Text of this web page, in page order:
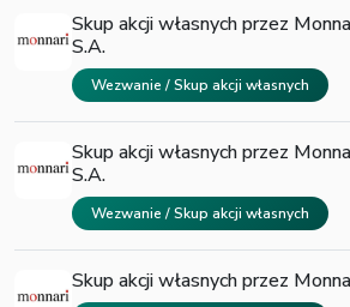
Skup akcji własnych przez
S.A.
Wezwanie / Skup akcji własnych
Skup akcji własnych przez
S.A.
Wezwanie / Skup akcji własnych
Skup akcji własnych przez